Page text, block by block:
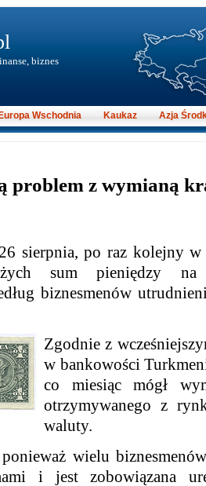
problem z wymianą
sierpnia, po raz kolejny w
sum pieniędzy
biznesmenów
Zgodnie z
w bankowości
co miesiąc mógł
otrzymywanego z
waluty.
wielu
i jest zobowiązana
biznes
Europa Wschodnia Kaukaz Azja